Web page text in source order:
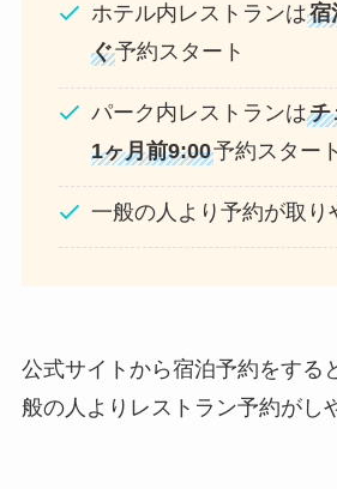
ホテル内レストランは宿
ぐ予約スタート
パーク内レストランはチ
1ヶ月前9:00予約スタート
一般の人より予約が取り
公式サイトから宿泊予約をする
般の人よりレストラン予約がし